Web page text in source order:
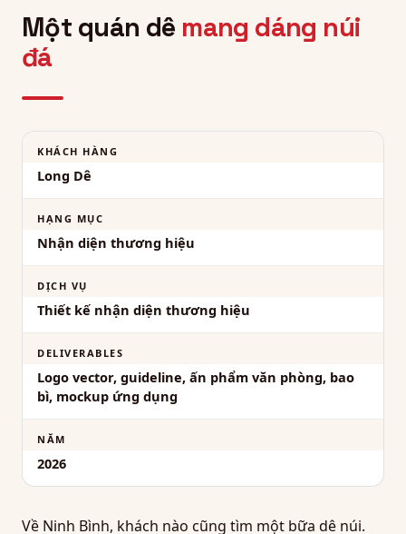
Một quán dê mang dáng núi
đá
KHÁCH HÀNG
Long Dê
HẠNG MỤC
Nhận diện thương hiệu
DỊCH VỤ
Thiết kế nhận diện thương hiệu
DELIVERABLES
Logo vector, guideline, ấn phẩm văn phòng, bao
bì, mockup ứng dụng
NĂM
2026
Về Ninh Bình, khách nào cũng tìm một bữa dê núi.